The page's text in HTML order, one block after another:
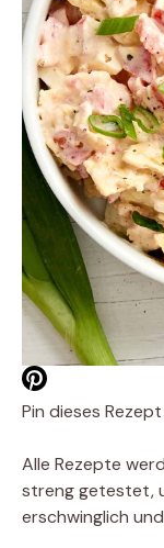
Pin dieses
Alle Rezepte
streng getestet,
erschwinglich